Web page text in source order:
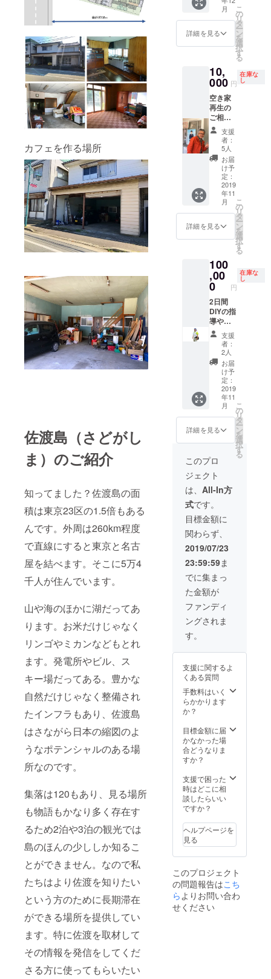
カフェを作る場所
佐渡島（さどがし
ま）のご紹介
知ってました？佐渡島の面
積は東京23区の1.5倍もある
んです。外周は260km程度
で直線にすると東京と名古
屋を結べます。そこに5万4
千人が住んでいます。
山や海のほかに湖だってあ
ります。お米だけじゃなく
リンゴやミカンなどもとれ
ます。発電所やビル、ス
キー場だってある。豊かな
自然だけじゃなく整備され
たインフラもあり、佐渡島
はさながら日本の縮図のよ
うなポテンシャルのある場
所なのです。
集落は120もあり、見る場所
も物語もかなり多く存在す
るため2泊や3泊の観光では
島のほんの少ししか知るこ
とができません。なので私
たちはより佐渡を知りたい
という方のために長期滞在
ができる場所を提供してい
ます。特に佐渡を取材して
その情報を発信をしてくだ
さる方に使ってもらいたい
任を負
うこと
ないた
め各自
等に加
入して
くださ
い。ま
たわか
る範囲
で構い
ません
ので参
加時期
を備考
欄に記
入して
くださ
い。交
通費は
別途ご
用意く
ださ
日以上
希望の
場合は
複数支
援をお
願いい
たしま
す！
ださ
い。
い！す
みませ
ん！ ち
なみに
下戸な
までで
も付き
合いま
すが酒
は飲め
ませ
ん。飲
ませる
とその
場で寝
ます
（汗
（私と
ほかに1
名合計2
名）一
戸建
ルに係
わらず
内装工
事につ
いて全
般対応
可能で
す。実
施内容
を伺い
必要な
道具、
材料選
びもお
手伝い
しま
す。材
必要に
なりま
す。場
所は日
本全国
どこで
も！12
月以降
で日程
調整さ
せてく
ださ
い。
月
詳細を見る
こ
の
リ
タ
ー
ン
を
選
択
す
る
10,
000 円
在庫な
し
空き家
再生の
ご相
談 大
久保が
自らの
経験を
活かし
空き家
再生や
リノ
ベー
ション
の相談
にのり
ます。
お持ち
の空き
家の活
用方法
などで
す。交
通費を
出して
いただ
ければ
全国ど
こまで
も行き
ます！
日程等
は調整
させて
くださ
い。施
工、リ
フォー
ム、リ
ノベー
ショ
ン、コ
ンバー
ジョン
等仕事
として
15年程
度経験
がりま
す。ま
た、住
宅の状
態を調
べる診
断の経
ありま
建築
士・
ホーム
インス
ペク
支援
者：
5人
お届
け予
定：
2019
年11
月
詳細を見る
こ
の
リ
タ
ー
ン
を
選
択
す
る
100
,00
0 円
在庫な
し
2日間
DIYの指
導やお
手伝い
をしま
す！
（私と
ほかに1
名合計2
名）一
戸建
て、ビ
ルに係
わらず
内装工
事につ
いて全
般対応
可能で
す。実
施内容
を伺い
必要な
道具、
材料選
びもお
手伝い
しま
す。材
料費と
交通費
は別途
必要に
なりま
本全国
も！11
月以降
で日程
調整さ
せてく
い。
支援
者：
2人
お届
け予
定：
2019
年11
月
詳細を見る
こ
の
リ
タ
ー
ン
を
選
択
す
る
このプロ
ジェクト
は、 All-In方
式です。
目標金額に
関わらず、
2019/07/23
23:59:59ま
でに集まっ
た金額が
ファンディ
ングされま
す。
支援に関するよ
くある質問
手数料はいく
らかかります
か？
目標金額に届
かなかった場
合どうなりま
すか？
支援で困った
時はどこに相
談したらいい
ですか？
ヘルプページを
見る
このプロジェクト
の問題報告はこち
ら よりお問い合わ
せください